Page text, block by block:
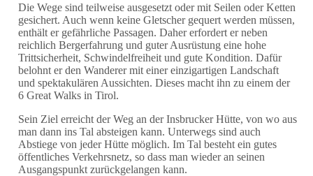
Die Wege sind teilweise ausgesetzt oder mit Seilen oder Ketten
gesichert. Auch wenn keine Gletscher gequert werden müssen,
enthält er gefährliche Passagen. Daher erfordert er neben
reichlich Bergerfahrung und guter Ausrüstung eine hohe
Trittsicherheit, Schwindelfreiheit und gute Kondition. Dafür
belohnt er den Wanderer mit einer einzigartigen Landschaft
und spektakulären Aussichten. Dieses macht ihn zu einem der
6 Great Walks in Tirol.
Sein Ziel erreicht der Weg an der Insbrucker Hütte, von wo aus
man dann ins Tal absteigen kann. Unterwegs sind auch
Abstiege von jeder Hütte möglich. Im Tal besteht ein gutes
öffentliches Verkehrsnetz, so dass man wieder an seinen
Ausgangspunkt zurückgelangen kann.